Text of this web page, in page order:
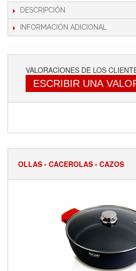
DESCRIPCIÓN
INFORMACIÓN ADICIONAL
VALORACIONES DE LOS
ESCRIBIR UNA
OLLAS - CACEROLAS - CAZOS